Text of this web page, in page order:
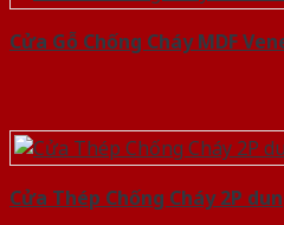
Cửa Gỗ Chống Cháy MDF
Cửa Thép Chống Cháy 2P